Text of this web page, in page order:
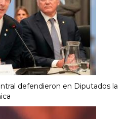
defendieron en Diputados la